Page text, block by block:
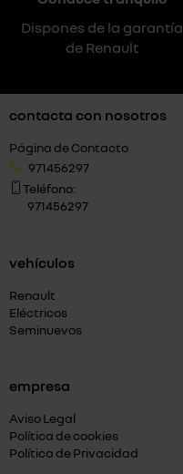
Dispones de la garantía
de Renault
contacta con nosotros
Página de Contacto
971456297
Teléfono:
971456297
vehículos
Renault
Eléctricos
Seminuevos
empresa
Aviso Legal
Política de cookies
Política de Privacidad